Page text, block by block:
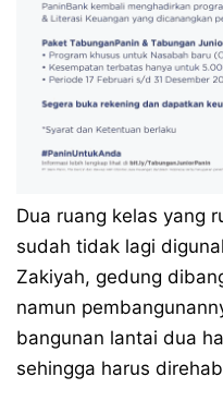
Dua ruang kelas yang
sudah tidak lagi
Zakiyah, gedung
namun
bangunan lantai dua
sehingga harus